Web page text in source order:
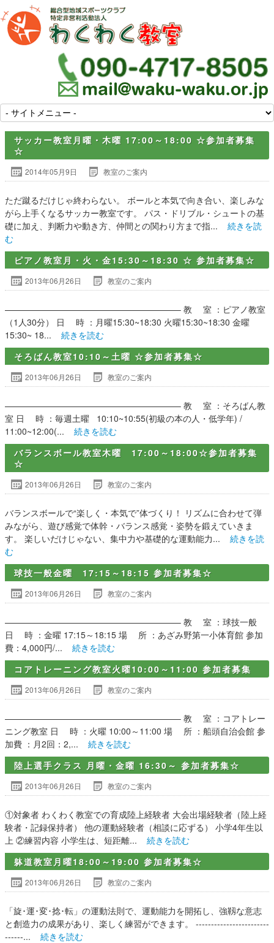
サッカー教室月曜・木曜 17:00～18:00 ☆参加者募集
☆
2014年05月9日 教室のご案内
ただ蹴るだけじゃ終わらない。 ボールと本気で向き合い、楽しみな
がら上手くなるサッカー教室です。 パス・ドリブル・シュートの基
礎に加え、判断力や動き方、仲間との関わり方まで指... 続きを読
む
ピアノ教室月・火・金15:30～18:30 ☆ 参加者募集☆
2013年06月26日 教室のご案内
————————————————————– 教 室 ：ピアノ教室
（1人30分） 日 時 ：月曜15:30~18:30 火曜15:30~18:30 金曜
15:30~ 18... 続きを読む
そろばん教室10:10～土曜 ☆参加者募集☆
2013年06月26日 教室のご案内
————————————————————– 教 室 ：そろばん教
室 日 時 ：毎週土曜 10:10~10:55(初級の本の人・低学年) /
11:00~12:00(... 続きを読む
バランスボール教室木曜 17:00～18:00☆参加者募集
☆
2013年06月26日 教室のご案内
バランスボールで“楽しく・本気で”体づくり！ リズムに合わせて弾
みながら、遊び感覚で体幹・バランス感覚・姿勢を鍛えていきま
す。 楽しいだけじゃない、集中力や基礎的な運動能力... 続きを読
む
球技一般金曜 17:15～18:15 参加者募集☆
2013年06月26日 教室のご案内
————————————————————– 教 室 ：球技一般
日 時 ：金曜 17:15～18:15 場 所 ：あざみ野第一小体育館 参加
費：4,000円/... 続きを読む
コアトレーニング教室火曜10:00～11:00 参加者募集
2013年06月26日 教室のご案内
————————————————————– 教 室 ：コアトレー
ニング教室 日 時 ：火曜 10:00～11:00 場 所 ：船頭自治会館 参
加費 ：月2回：2,... 続きを読む
陸上選手クラス 月曜・金曜 16:30～ 参加者募集☆
2013年06月26日 教室のご案内
①対象者 わくわく教室での育成陸上経験者 大会出場経験者（陸上経
験者・記録保持者） 他の運動経験者（相談に応ずる） 小学4年生以
上 ②練習内容 小学生は、短距離... 続きを読む
躰道教室月曜18:00～19:00 参加者募集☆
2013年06月26日 教室のご案内
「旋･運･変･捻･転」の運動法則で、運動能力を開拓し、強靱な意志
と創造力の成果があり、楽しく練習ができます。 ------------------------
------... 続きを読む